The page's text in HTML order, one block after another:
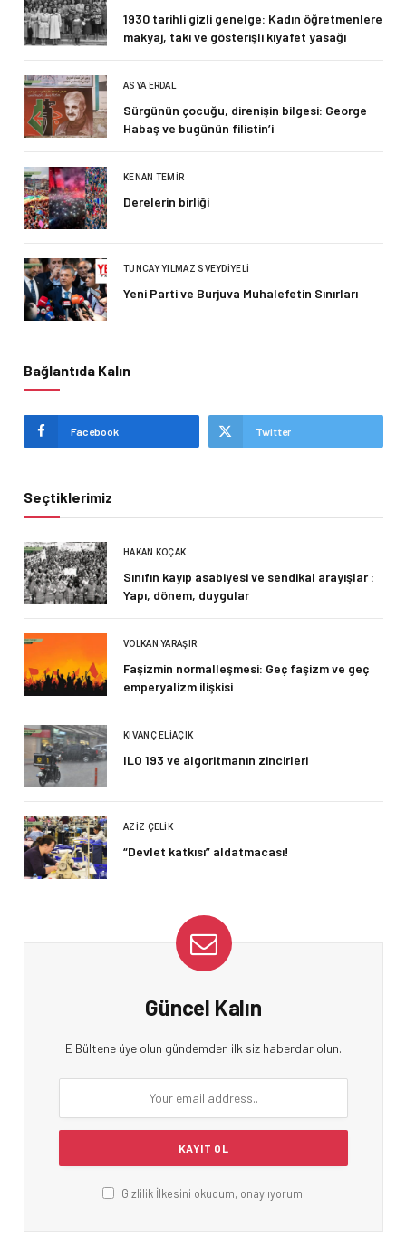
1930 tarihli gizli genelge: Kadın öğretmenlere
makyaj, takı ve gösterişli kıyafet yasağı
ASYA ERDAL
Sürgünün çocuğu, direnişin bilgesi: George
Habaş ve bugünün filistin’i
KENAN TEMIR
Derelerin birliği
TUNCAY YILMAZ SVEYDIYELI
Yeni Parti ve Burjuva Muhalefetin Sınırları
Bağlantıda Kalın
Facebook Twitter
Seçtiklerimiz
HAKAN KOÇAK
Sınıfın kayıp asabiyesi ve sendikal arayışlar :
Yapı, dönem, duygular
VOLKAN YARAŞIR
Faşizmin normalleşmesi: Geç faşizm ve geç
emperyalizm ilişkisi
KIVANÇ ELIAÇIK
ILO 193 ve algoritmanın zincirleri
AZIZ ÇELIK
“Devlet katkısı” aldatmacası!
Güncel Kalın
E Bültene üye olun gündemden ilk siz haberdar olun.
Gizlilik İlkesini okudum, onaylıyorum.